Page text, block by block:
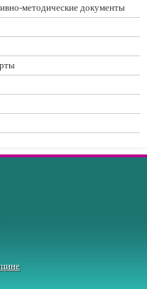
методические документы